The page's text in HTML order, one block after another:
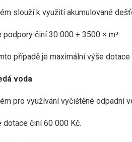
slouží k využití akumulované
podpory činí 30 000 + 3500 × m³
případě je maximální výše dotace
voda
pro využívání vyčištěné odpadní
dotace činí 60 000 Kč.